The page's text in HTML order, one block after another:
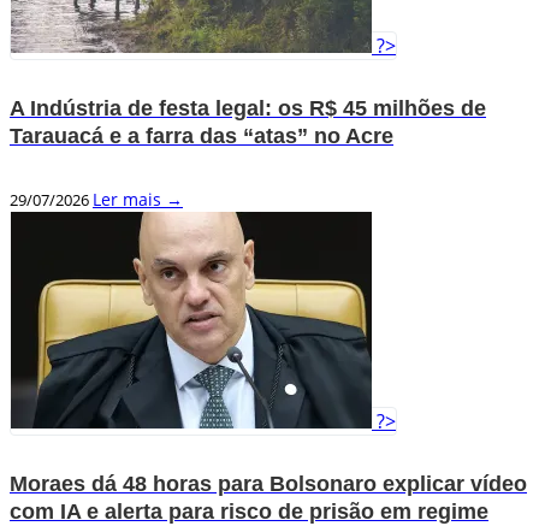
?>
A Indústria de festa legal: os R$ 45 milhões de
Tarauacá e a farra das “atas” no Acre
29/07/2026 Ler mais →
?>
Moraes dá 48 horas para Bolsonaro explicar vídeo
com IA e alerta para risco de prisão em regime